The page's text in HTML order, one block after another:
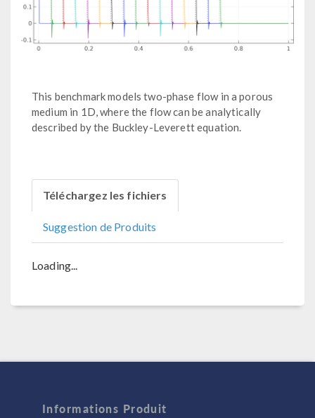
This benchmark models two-phase flow in a porous
medium in 1D, where the flow can be analytically
described by the Buckley-Leverett equation.
Téléchargez les fichiers
Suggestion de Produits
Loading...
Informations Produit